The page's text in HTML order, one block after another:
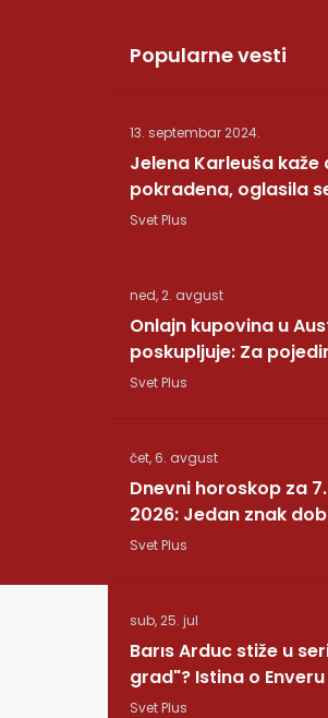
Popularne vesti
13. septembar 2024.
Jelena Karleuša kaže
pokradena, oglasila
Hurricane: Pesma
Svet Plus
ned, 2. avgust
Onlajn kupovina u
poskupljuje: Za
dodatnih 7,40 evra
Svet Plus
čet, 6. avgust
Dnevni horoskop za
2026: Jedan znak
vest, drugom se
Svet Plus
sub, 25. jul
Barıs Arduc stiže u
grad"? Istina o
mogao da promeni sve
Svet Plus